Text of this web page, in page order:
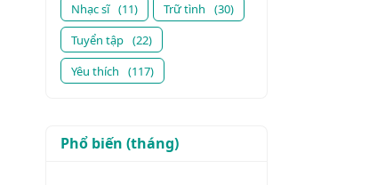
Nhạc sĩ (11) Trữ tình
(30)
Tuyển tập (22)
Yêu thích
(117)
Phổ biến (tháng)